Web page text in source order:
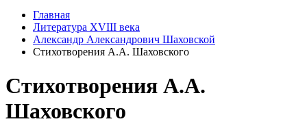
Главная
Литература ХVIII века
Александр Александрович Шаховской
Стихотворения А.А. Шаховского
Стихотворения А.А.
Шаховского